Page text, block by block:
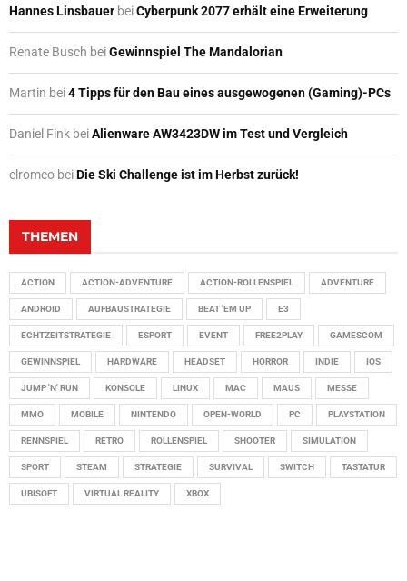
Hannes Linsbauer beiCyberpunk 2077 erhält eine Erweiterung
Renate Busch beiGewinnspiel The Mandalorian
Martin bei4 Tipps für den Bau eines ausgewogenen (Gaming)-PCs
Daniel Fink beiAlienware AW3423DW im Test und Vergleich
elromeo beiDie Ski Challenge ist im Herbst zurück!
THEMEN
ACTION ACTION-ADVENTURE ACTION-ROLLENSPIEL ADVENTURE
ANDROID AUFBAUSTRATEGIE BEAT 'EM UP E3
ECHTZEITSTRATEGIE ESPORT EVENT FREE2PLAY GAMESCOM
GEWINNSPIEL HARDWARE HEADSET HORROR INDIE IOS
JUMP 'N' RUN KONSOLE LINUX MAC MAUS MESSE
MMO MOBILE NINTENDO OPEN-WORLD PC PLAYSTATION
RENNSPIEL RETRO ROLLENSPIEL SHOOTER SIMULATION
SPORT STEAM STRATEGIE SURVIVAL SWITCH TASTATUR
UBISOFT VIRTUAL REALITY XBOX